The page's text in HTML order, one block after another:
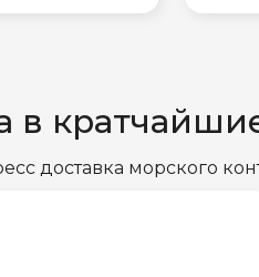
в
доставка морского